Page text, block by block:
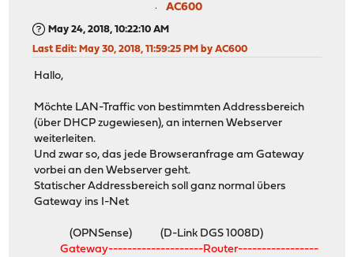
AC600
May 24, 2018, 10:22:10 AM
Last Edit: May 30, 2018, 11:59:25 PM by AC600
Hallo,
Möchte LAN-Traffic von bestimmten Addressbereich
(über DHCP zugewiesen), an internen Webserver
weiterleiten.
Und zwar so, das jede Browseranfrage am Gateway
vorbei an den Webserver geht.
Statischer Addressbereich soll ganz normal übers
Gateway ins I-Net
(OPNSense) (D-Link DGS 1008D)
Gateway--------------------Router-----------------